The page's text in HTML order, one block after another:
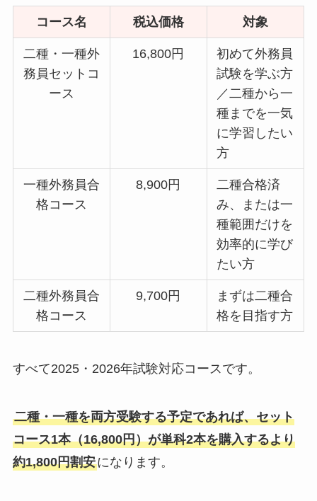
コース名 税込価格 対象
二種・一種外
務員セットコ
ース
16,800円
初めて外務員
試験を学ぶ方
／二種から一
種までを一気
に学習したい
方
一種外務員合
格コース
8,900円
二種合格済
み、または一
種範囲だけを
効率的に学び
たい方
二種外務員合
格コース
9,700円
まずは二種合
格を目指す方
すべて2025・2026年試験対応コースです。
二種・一種を両方受験する予定であれば、セット
コース1本（16,800円）が単科2本を購入するより
約1,800円割安になります。